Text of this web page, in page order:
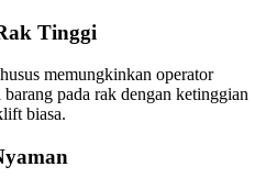
Tinggi
memungkinkan operator
pada rak dengan ketinggian
biasa.